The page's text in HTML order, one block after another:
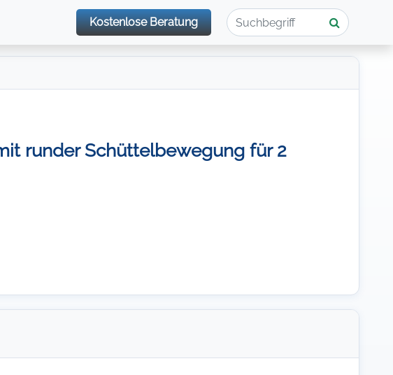
Kostenlose Beratung
runder Schüttelbewegung für 2